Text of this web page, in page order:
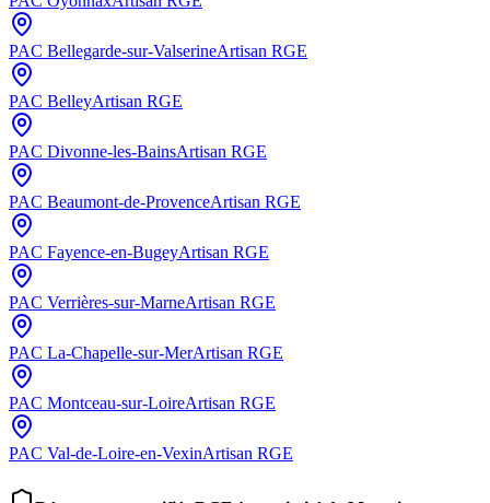
PAC Bellegarde-sur-ValserineArtisan RGE
PAC BelleyArtisan RGE
PAC Divonne-les-BainsArtisan RGE
PAC Beaumont-de-ProvenceArtisan RGE
PAC Fayence-en-BugeyArtisan RGE
PAC Verrières-sur-MarneArtisan RGE
PAC La-Chapelle-sur-MerArtisan RGE
PAC Montceau-sur-LoireArtisan RGE
PAC Val-de-Loire-en-VexinArtisan RGE